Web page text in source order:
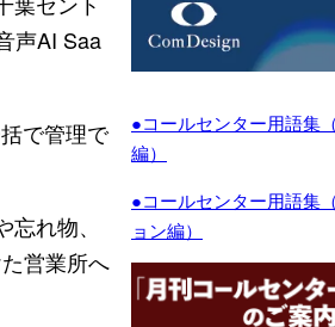
声AI Saa
で管理で
れ物、
営業所へ
●コールセンター用語集
編）
●コールセンター用語集
ョン編）